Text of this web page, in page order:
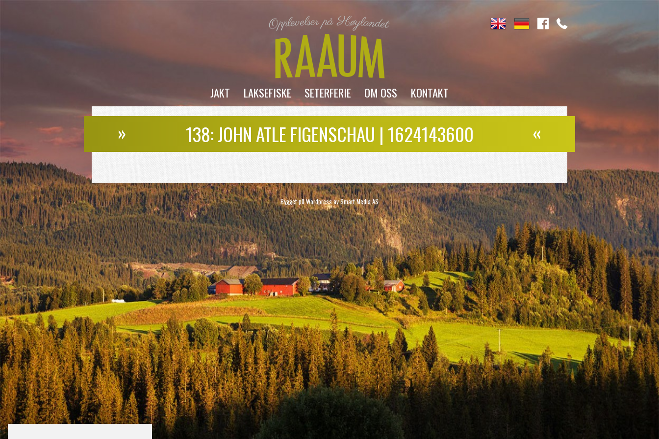
JAKT LAKSEFISKE SETERFERIE OM OSS KONTAKT
» 138: JOHN ATLE FIGENSCHAU | 1624143600 «
Bygget på Wordpress avSmart Media AS